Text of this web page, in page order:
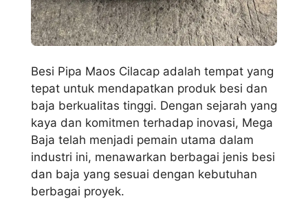
Besi Pipa Maos Cilacap adalah tempat yang
tepat untuk mendapatkan produk besi dan
baja berkualitas tinggi. Dengan sejarah yang
kaya dan komitmen terhadap inovasi, Mega
Baja telah menjadi pemain utama dalam
industri ini, menawarkan berbagai jenis besi
dan baja yang sesuai dengan kebutuhan
berbagai proyek.